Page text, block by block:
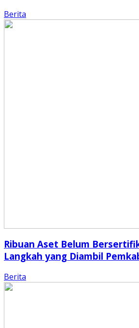
Berita
Ribuan Aset Belum
Langkah yang Diambil
Berita